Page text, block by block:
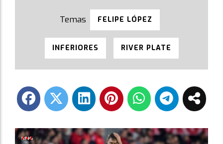
FELIPE LÓPEZ
INFERIORES RIVER PLATE